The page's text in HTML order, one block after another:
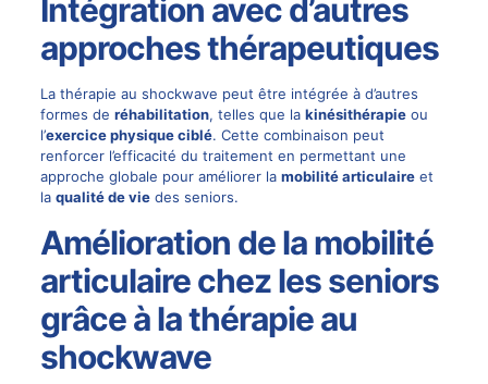
Intégration avec d’autres
approches thérapeutiques
La thérapie au shockwave peut être intégrée à d’autres
formes de réhabilitation, telles que la kinésithérapieou
l’exercice physique ciblé. Cette combinaison peut
renforcer l’efficacité du traitement en permettant une
approche globale pour améliorer la mobilité articulaireet
la qualité de viedes seniors.
Amélioration de la mobilité
articulaire chez les seniors
grâce à la thérapie au
shockwave